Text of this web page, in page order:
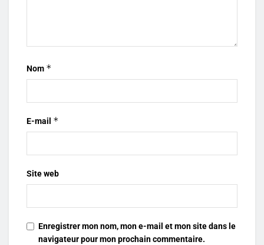
Nom *
E-mail *
Site web
Enregistrer mon nom, mon e-mail et mon site dans le
navigateur pour mon prochain commentaire.